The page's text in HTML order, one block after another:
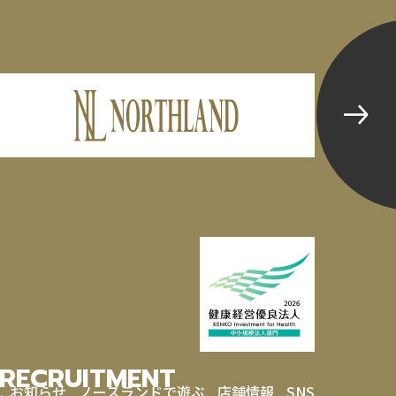
お知らせ ノースランドで遊ぶ 店舗情報 SNS
RECRUITMENT